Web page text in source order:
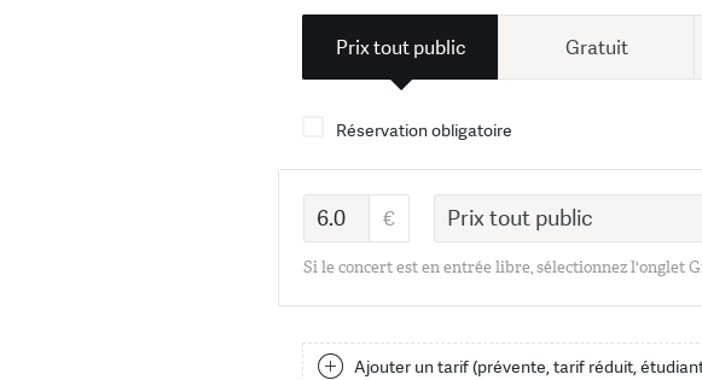
Prix tout public Gratuit
Réservation obligatoire
Si le concert est en entrée libre, sélectionnez l'onglet
Ajouter un tarif (prévente, tarif réduit,